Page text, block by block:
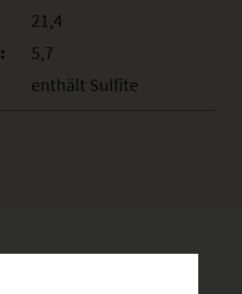
21,4
5,7
enthält Sulfite